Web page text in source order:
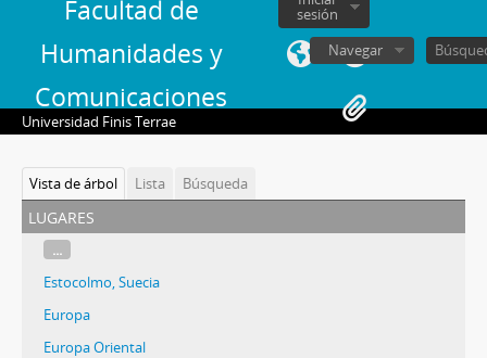
Facultad de
Humanidades y
Comunicaciones
sesión
Navegar
Universidad Finis Terrae
Vista de árbol Lista Búsqueda
lugares
...
Estocolmo, Suecia
Europa
Europa Oriental